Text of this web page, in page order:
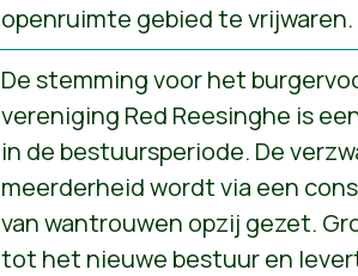
openruimte gebied te vrijwaren.
De stemming voor het
vereniging Red Reesinghe is
in de bestuursperiode. De
meerderheid wordt via een
van wantrouwen opzij gezet.
tot het nieuwe bestuuren